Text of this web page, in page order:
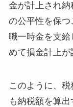
金が計上され
の公平性を保
職一時金を支
めて損金計上が
このように、
も納税額を算